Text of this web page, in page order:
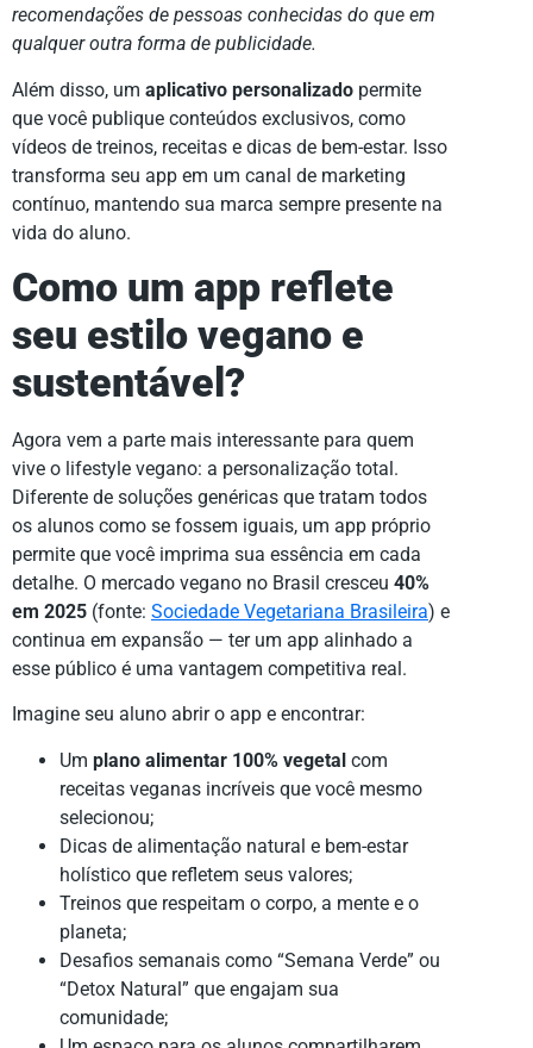
recomendações de pessoas conhecidas do que em
qualquer outra forma de publicidade.
Além disso, um aplicativo personalizado permite
que você publique conteúdos exclusivos, como
vídeos de treinos, receitas e dicas de bem-estar. Isso
transforma seu app em um canal de marketing
contínuo, mantendo sua marca sempre presente na
vida do aluno.
Como um app reflete
seu estilo vegano e
sustentável?
Agora vem a parte mais interessante para quem
vive o lifestyle vegano: a personalização total.
Diferente de soluções genéricas que tratam todos
os alunos como se fossem iguais, um app próprio
permite que você imprima sua essência em cada
detalhe. O mercado vegano no Brasil cresceu 40%
em 2025 (fonte: Sociedade Vegetariana Brasileira) e
continua em expansão — ter um app alinhado a
esse público é uma vantagem competitiva real.
Imagine seu aluno abrir o app e encontrar:
Um plano alimentar 100% vegetal com
receitas veganas incríveis que você mesmo
selecionou;
Dicas de alimentação natural e bem-estar
holístico que refletem seus valores;
Treinos que respeitam o corpo, a mente e o
planeta;
Desafios semanais como “Semana Verde” ou
“Detox Natural” que engajam sua
comunidade;